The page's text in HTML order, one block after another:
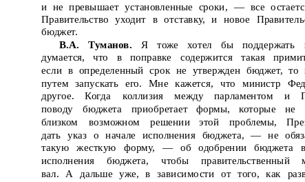
и не превышает установленные сроки, — все
Правительство уходит в отставку, и новое
бюджет.
В.А.
Туманов. Я тоже хотел бы поддержать
думается,
что в поправке содержится такая
если в определенный срок не утвержден бюджет,
путем запускать его. Мне кажется, что министр
другое.
Когда коллизия между парламентом и
поводу
бюджета приобретает формы, которые не
близком
возможном решении этой проблемы,
дать указ о начале исполнения бюджета, — не
такую жесткую форму,
— об одобрении бюджета
исполнения
бюджета, чтобы правительственный
вал. А дальше уже, в зависимости от того, как